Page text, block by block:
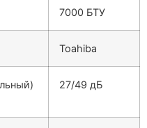
7000 БТУ
Toahiba
27/49 дБ